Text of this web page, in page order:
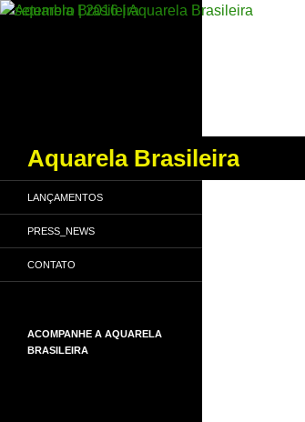
Aquarela Brasileira
LANÇAMENTOS
PRESS_NEWS
CONTATO
ACOMPANHE A AQUARELA
BRASILEIRA